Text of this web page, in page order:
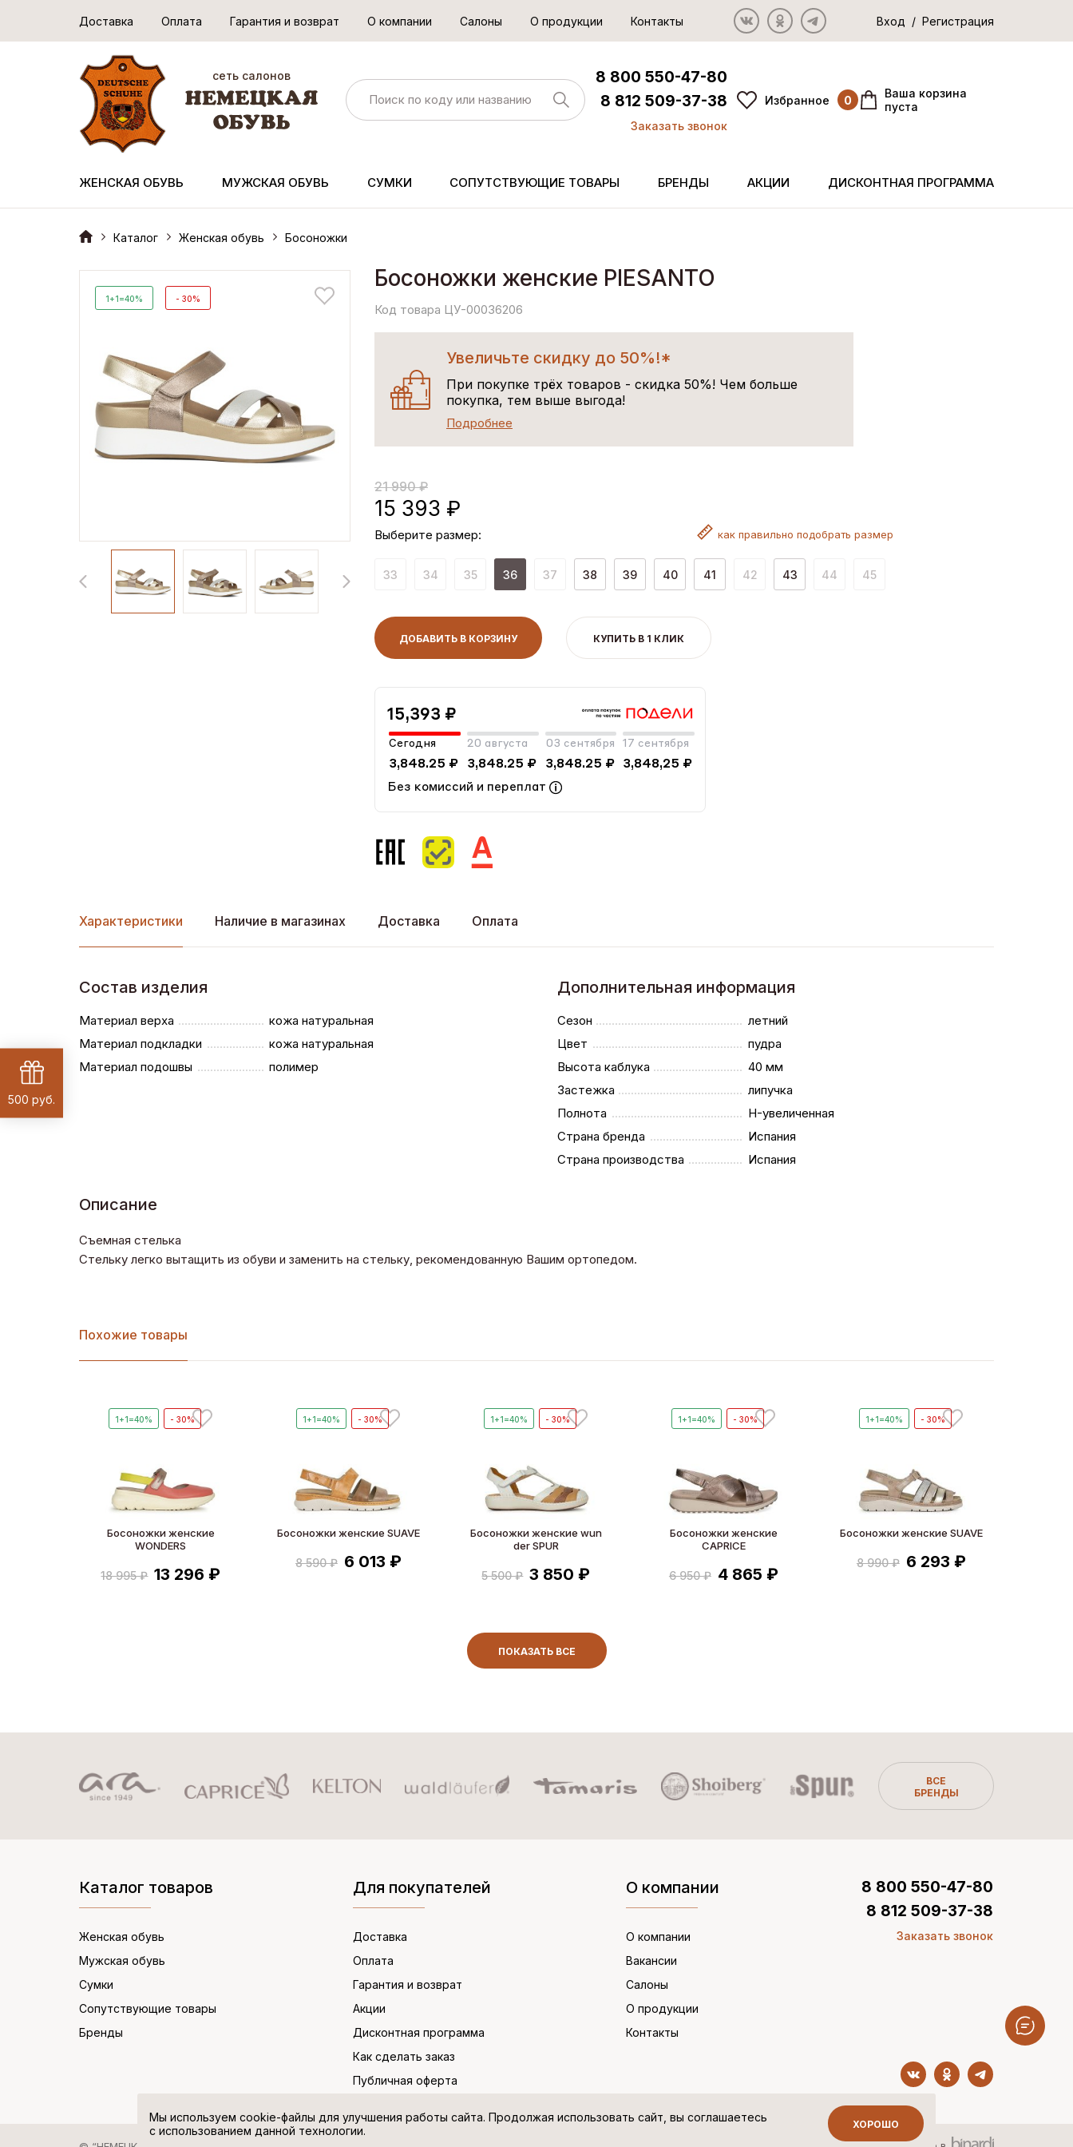
Доставка Оплата Гарантия и возврат О компании Салоны О продукции Контакты Вход / Регистрация
сеть салонов
8 800 550-47-80
8 812 509-37-38
Заказать звонок
Избранное 0
Ваша корзина
пуста
ЖЕНСКАЯ ОБУВЬ МУЖСКАЯ ОБУВЬ СУМКИ СОПУТСТВУЮЩИЕ ТОВАРЫ БРЕНДЫ АКЦИИ ДИСКОНТНАЯ ПРОГРАММА
Каталог Женская обувь Босоножки
1+1=40% - 30%
Босоножки женские PIESANTO
Код товара ЦУ-00036206
Увеличьте скидку до 50%!*
При покупке трёх товаров - скидка 50%! Чем больше
покупка, тем выше выгода!
Подробнее
21 990 ₽
15 393 ₽
Выберите размер: как правильно подобрать размер
33 34 35 36 37 38 39 40 41 42 43 44 45
ДОБАВИТЬ В КОРЗИНУ КУПИТЬ В 1 КЛИК
15,393 ₽
Сегодня
3,848.25 ₽
20 августа
3,848.25 ₽
03 сентября
3,848.25 ₽
17 сентября
3,848,25 ₽
Без комиссий и переплат
Характеристики Наличие в магазинах Доставка Оплата
Состав изделия
Материал верха
кожа натуральная
Материал подкладки
кожа натуральная
Материал подошвы
полимер
Дополнительная информация
Сезон
летний
Цвет
пудра
Высота каблука
40 мм
Застежка
липучка
Полнота
H-увеличенная
Страна бренда
Испания
Страна производства
Испания
Описание
Съемная стелька
Стельку легко вытащить из обуви и заменить на стельку, рекомендованную Вашим ортопедом.
Похожие товары
1+1=40% - 30%
Босоножки женские
WONDERS
18 995 ₽ 13 296 ₽
1+1=40% - 30%
Босоножки женские SUAVE
8 590 ₽ 6 013 ₽
1+1=40% - 30%
Босоножки женские wun
der SPUR
5 500 ₽ 3 850 ₽
1+1=40% - 30%
Босоножки женские
CAPRICE
6 950 ₽ 4 865 ₽
1+1=40% - 30%
Босоножки женские SUAVE
8 990 ₽ 6 293 ₽
ПОКАЗАТЬ ВСЕ
ВСЕ
БРЕНДЫ
Каталог товаров
Женская обувь
Мужская обувь
Сумки
Сопутствующие товары
Бренды
Для покупателей
Доставка
Оплата
Гарантия и возврат
Акции
Дисконтная программа
Как сделать заказ
Публичная оферта
О компании
О компании
Вакансии
Салоны
О продукции
Контакты
8 800 550-47-80
8 812 509-37-38
Заказать звонок
Мы используем cookie-файлы для улучшения работы сайта. Продолжая использовать сайт, вы соглашаетесь
с использованием данной технологии.
ХОРОШО
500 руб.